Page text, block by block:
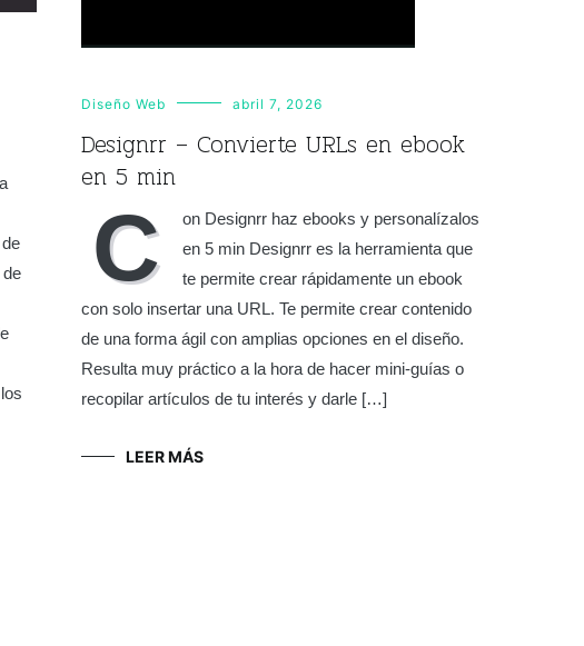
Diseño Web abril 7, 2026
Designrr – Convierte URLs en ebook
en 5 min
C
on Designrr haz ebooks y personalízalos
en 5 min Designrr es la herramienta que
te permite crear rápidamente un ebook
con solo insertar una URL. Te permite crear contenido
de una forma ágil con amplias opciones en el diseño.
Resulta muy práctico a la hora de hacer mini-guías o
recopilar artículos de tu interés y darle […]
LEER MÁS